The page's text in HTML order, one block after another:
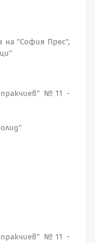
на "София Прес",
№11 -
№11 -